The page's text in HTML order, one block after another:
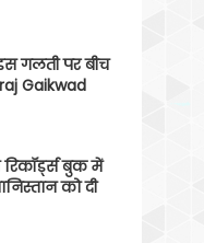
गलती पर बीच
Gaikwad
बुक में
को दी